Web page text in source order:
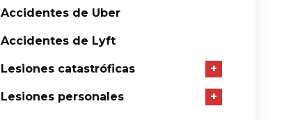
Accidentes de Uber
Accidentes de Lyft
Lesiones catastróficas +
Lesiones personales +